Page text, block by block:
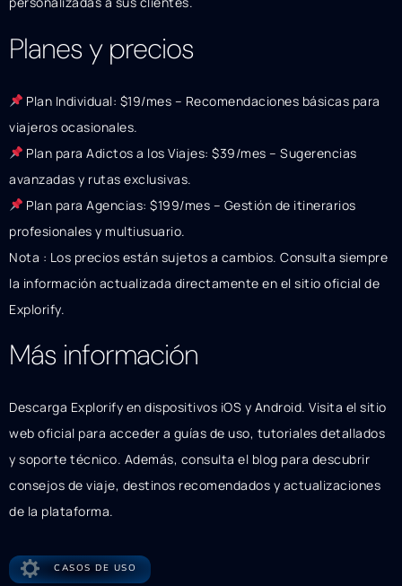
Planes y precios
Plan Individual: $19/mes – Recomendaciones básicas para
viajeros ocasionales.
Plan para Adictos a los Viajes: $39/mes – Sugerencias
avanzadas y rutas exclusivas.
Plan para Agencias: $199/mes – Gestión de itinerarios
profesionales y multiusuario.
Nota : Los precios están sujetos a cambios. Consulta siempre
la información actualizada directamente en el sitio oficial de
Explorify.
Más información
Descarga Explorify en dispositivos iOS y Android. Visita el sitio
web oficial para acceder a guías de uso, tutoriales detallados
y soporte técnico. Además, consulta el blog para descubrir
consejos de viaje, destinos recomendados y actualizaciones
de la plataforma.
CASOS DE USO